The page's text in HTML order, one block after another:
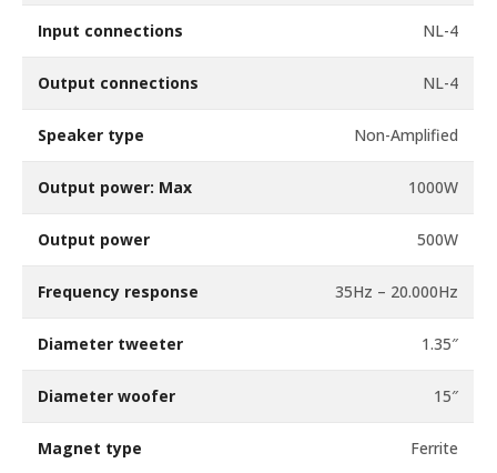
Input connections NL-4
Output connections NL-4
Speaker type Non-Amplified
Output power: Max 1000W
Output power 500W
Frequency response 35Hz – 20.000Hz
Diameter tweeter 1.35″
Diameter woofer 15″
Magnet type Ferrite